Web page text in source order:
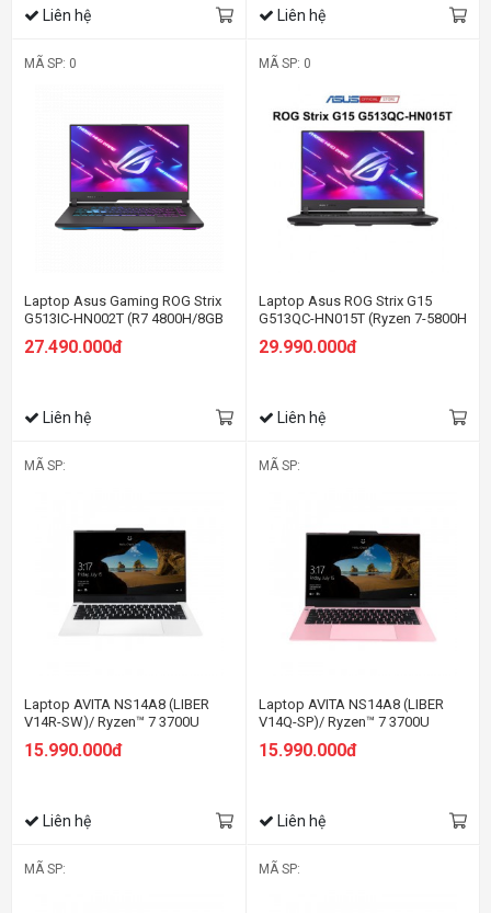
Liên hệ Liên hệ
MÃ SP: 0
Laptop Asus Gaming ROG Strix
G513IC-HN002T (R7 4800H/8GB
RAM/512GB SSD/15.6 FHD/RTX
3050 4GB/Win10/Xám)
27.490.000đ
Liên hệ
MÃ SP: 0
Laptop Asus ROG Strix G15
G513QC-HN015T (Ryzen 7-5800H
| 8GB | 512GB | RTX 3050 4GB |
15.6 inch FHD | Win 10 | Xám)
29.990.000đ
Liên hệ
MÃ SP:
Laptop AVITA NS14A8 (LIBER
V14R-SW)/ Ryzen™ 7 3700U
15.990.000đ
Liên hệ
MÃ SP:
Laptop AVITA NS14A8 (LIBER
V14Q-SP)/ Ryzen™ 7 3700U
15.990.000đ
Liên hệ
MÃ SP: MÃ SP: